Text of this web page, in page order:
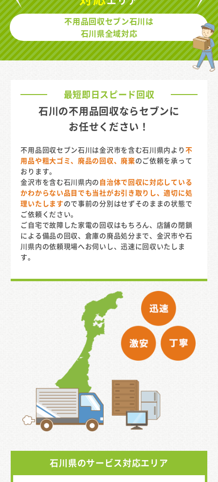
不用品回収セブン石川は
石川県全域対応
最短即日スピード回収
石川の不用品回収ならセブンに
お任せください！
不用品回収セブン石川は金沢市を含む石川県内より不
用品や粗大ゴミ、廃品の回収、廃棄のご依頼を承って
おります。
金沢市を含む石川県内の 自治体で回収に対応している
かわからない品目でも当社がお引き取りし、適切に処
理いたしますので事前の分別はせずそのままの状態で
ご依頼ください。
ご自宅で故障した家電の回収はもちろん、店舗の閉鎖
による備品の回収、倉庫の廃品処分まで、金沢市や石
川県内の依頼現場へお伺いし、迅速に回収いたしま
す。
石川県のサービス対応エリア